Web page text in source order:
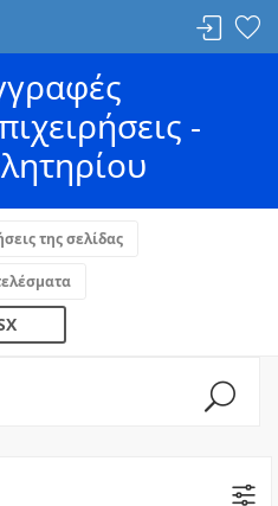
-
της σελίδας